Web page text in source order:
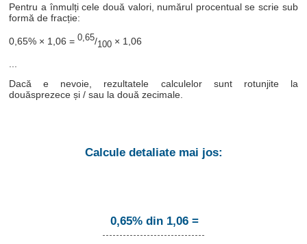
Pentru a înmulți cele două valori, numărul procentual se scrie sub
formă de fracție:
0,65% × 1,06 =0,65/100 × 1,06
Dacă e nevoie, rezultatele calculelor sunt rotunjite la
douăsprezece și / sau la două zecimale.
Calcule detaliate mai jos:
0,65% din 1,06 =